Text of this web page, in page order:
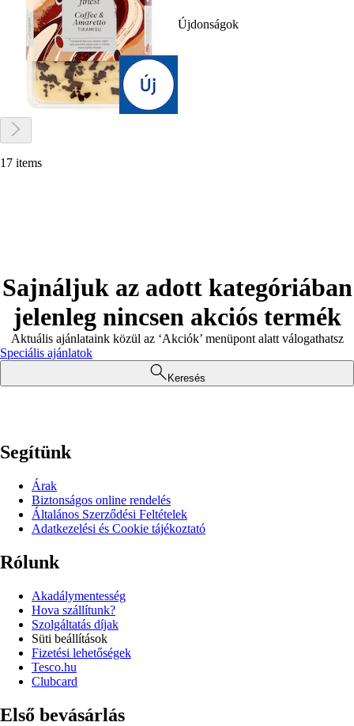
Újdonságok
17 items
Sajnáljuk az adott kategóriában
jelenleg nincsen akciós termék
Aktuális ajánlataink közül az ‘Akciók’ menüpont alatt válogathatsz
Speciális ajánlatok
Keresés
Segítünk
Árak
Biztonságos online rendelés
Általános Szerződési Feltételek
Adatkezelési és Cookie tájékoztató
Rólunk
Akadálymentesség
Hova szállítunk?
Szolgáltatás díjak
Süti beállítások
Fizetési lehetőségek
Tesco.hu
Clubcard
Első bevásárlás